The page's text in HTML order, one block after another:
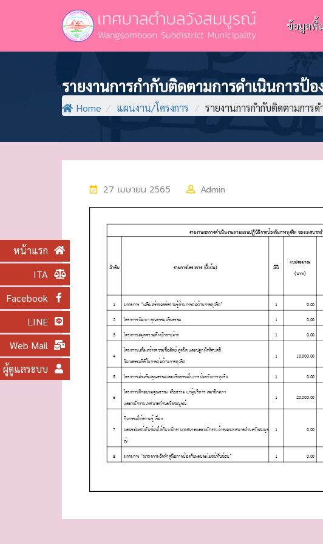
หน้าแรก
ITA
Facebook
LINE
Web Mail
ผู้ดูแลระบบ
ข้อมูลพื้
รายงานการกำกับติดตามการดำเนินการ
Home / แผนงาน/โครงการ / รายงานการกำกับติดตามการ
P
O
27 เมษายน 2565 Admin